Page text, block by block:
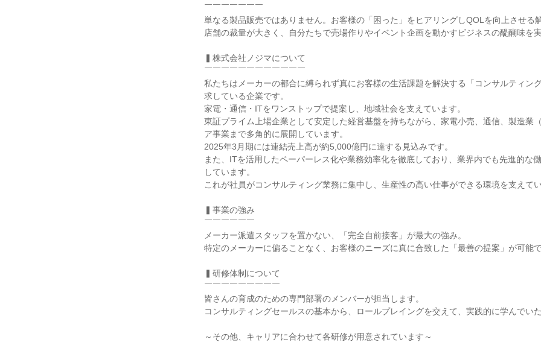
￣￣￣￣￣￣￣
単なる製品販売ではありません。お客様の「困った」をヒアリングしQOLを向上させる
店舗の裁量が大きく、自分たちで売場作りやイベント企画を動かすビジネスの醍醐味を実
▍株式会社ノジマについて
￣￣￣￣￣￣￣￣￣￣￣￣
私たちはメーカーの都合に縛られず真にお客様の生活課題を解決する「コンサルティン
求している企業です。
家電・通信・ITをワンストップで提案し、地域社会を支えています。
東証プライム上場企業として安定した経営基盤を持ちながら、家電小売、通信、製造業
ア事業まで多角的に展開しています。
2025年3月期には連結売上高が約5,000億円に達する見込みです。
また、ITを活用したペーパーレス化や業務効率化を徹底しており、業界内でも先進的な
しています。
これが社員がコンサルティング業務に集中し、生産性の高い仕事ができる環境を支えてい
▍事業の強み
￣￣￣￣￣￣
メーカー派遣スタッフを置かない、「完全自前接客」が最大の強み。
特定のメーカーに偏ることなく、お客様のニーズに真に合致した「最善の提案」が可能で
▍研修体制について
￣￣￣￣￣￣￣￣￣
皆さんの育成のための専門部署のメンバーが担当します。
コンサルティングセールスの基本から、ロールプレイングを交えて、実践的に学んでいた
～その他、キャリアに合わせて各研修が用意されています～